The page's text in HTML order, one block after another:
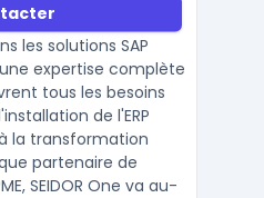
les solutions SAP
expertise complète
tous les besoins
de l'ERP
la transformation
partenaire de
SEIDOR One va au-